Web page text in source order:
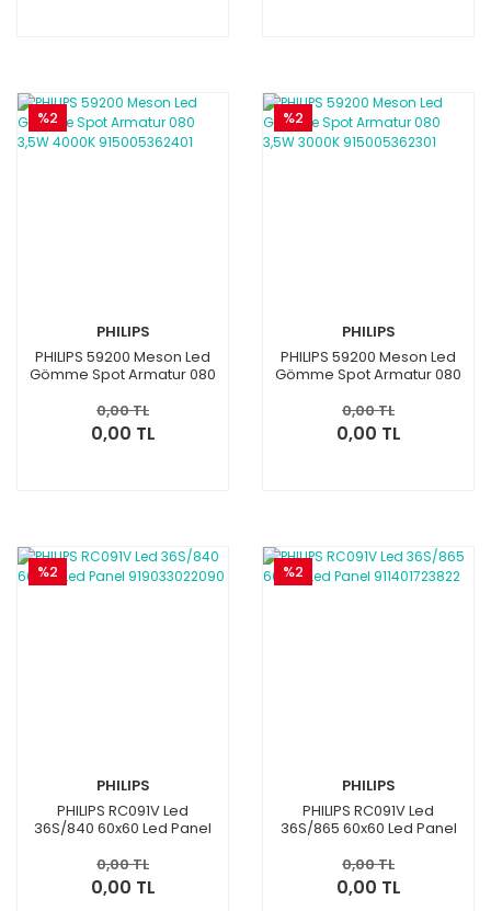
%2
PHILIPS
PHILIPS 59200 Meson Led
Gömme Spot Armatur 080
0,00 TL
0,00 TL
%2
PHILIPS
PHILIPS 59200 Meson Led
Gömme Spot Armatur 080
0,00 TL
0,00 TL
%2
PHILIPS
PHILIPS RC091V Led
36S/840 60x60 Led Panel
0,00 TL
0,00 TL
%2
PHILIPS
PHILIPS RC091V Led
36S/865 60x60 Led Panel
0,00 TL
0,00 TL